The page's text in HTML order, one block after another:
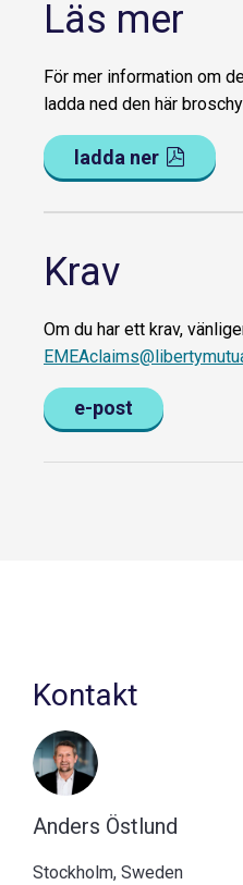
Läs mer
För mer information om
ladda ned den här
ladda ner
Krav
Om du har ett krav,
e-post
Kontakt
Anders Östlund
Stockholm, Sweden